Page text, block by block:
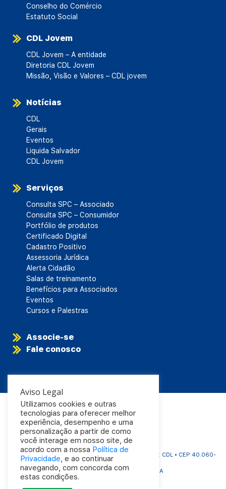
Conselho do Comércio
Estatuto Social
CDL Jovem
CDL Jovem – A entidade
Diretoria CDL Jovem
Missão, Visão e Valores – CDL jovem
Notícias
CDL
Gerais
Eventos
Liquida Salvador
CDL Jovem
Serviços
Consulta SPC – Associado
Consulta SPC – Consumidor
Portfólio de produtos
Certificado Digital
Cadastro Positivo
Assessoria Jurídica
Alerta Cidadão
Salas de treinamento
Benefícios para Associados
Eventos
Cursos e Palestras
Associe-se
Fale conosco
CDL Salvador | Rua Carlos Gomes, 1063 - Aflitos | Edf. CDL • CEP 40.060-
325
Tel.: (71) 3320-4000 • Salvador - BA
Aviso Legal
Utilizamos cookies e outras
tecnologias para oferecer melhor
experiência, desempenho e uma
personalização a partir de como
você interage em nosso site, de
acordo com a nossa Política de
Privacidade, e ao continuar
navegando, com concorda com
estas condições.